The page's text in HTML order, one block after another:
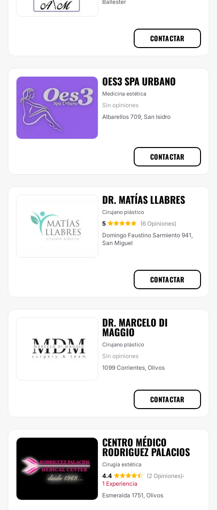
Ballester
CONTACTAR
OES3 SPA URBANO
Medicina estética
Sin opiniones
Albarellos 709, San Isidro
CONTACTAR
DR. MATÍAS LLABRES
Cirujano plástico
5
(6 Opiniones)
Domingo Faustino Sarmiento 941,
San Miguel
CONTACTAR
DR. MARCELO DI
MAGGIO
Cirujano plástico
Sin opiniones
1099 Corrientes, Olivos
CONTACTAR
CENTRO MÉDICO
RODRIGUEZ PALACIOS
Cirugía estética
4.4 (2 Opiniones)·
1 Experiencia
Esmeralda 1751, Olivos